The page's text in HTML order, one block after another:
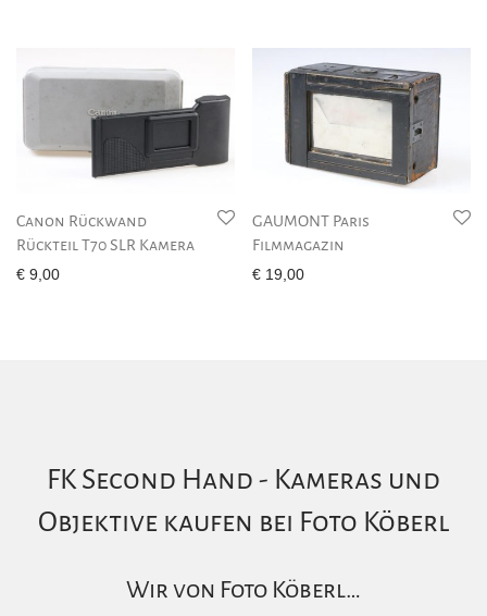
Canon Rückwand
Rückteil T70 SLR Kamera
€ 9,00
GAUMONT Paris
Filmmagazin
€ 19,00
FK Second Hand - Kameras und
Objektive kaufen bei Foto Köberl
Wir von Foto Köberl…